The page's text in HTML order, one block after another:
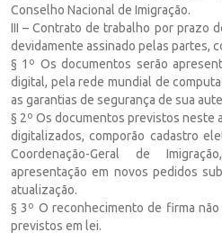
Conselho Nacional de Imigração.
III – Contrato de trabalho por prazo
devidamente assinado pelas partes,
§ 1º Os documentos serão
digital, pela rede mundial de
as garantias de segurança de sua
§ 2º Os documentos previstos neste
digitalizados, comporão cadastro
Coordenação-Geral de
apresentação em novos pedidos
atualização.
§ 3º O reconhecimento de firma
previstos em lei.